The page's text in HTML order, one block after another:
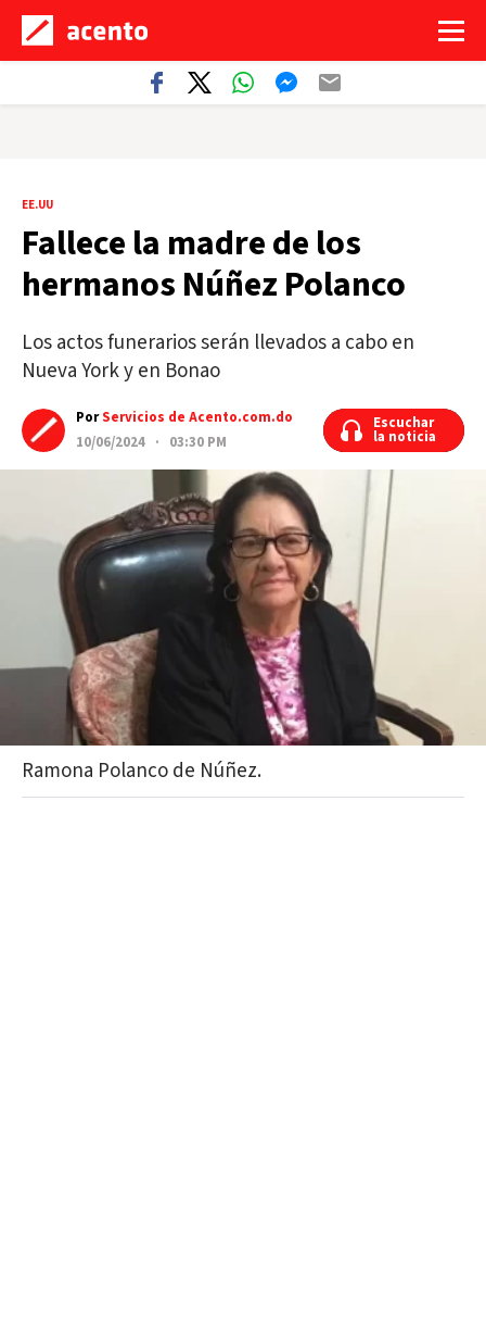
EE.UU
Fallece la madre de los
hermanos Núñez Polanco
Los actos funerarios serán llevados a cabo en
Nueva York y en Bonao
PorServicios de Acento.com.do
10/06/2024 · 03:30 PM
Escuchar
la noticia
Escuchar
la noticia
Ramona Polanco de Núñez.